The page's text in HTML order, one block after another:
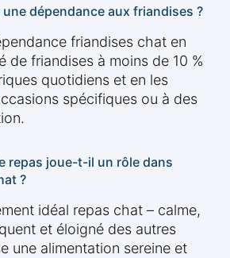
dépendance aux friandises ?
friandises chat en
de friandises à moins de 10 %
quotidiens et en les
spécifiques ou à des
repas joue-t-il un rôle dans
?
idéal repas chat – calme,
et éloigné des autres
une alimentation sereine et